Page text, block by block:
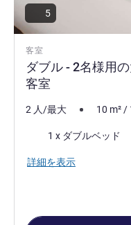
客室
ダブル - 2名様用
客室
5
2 人/最大 10 m²/
1 x ダブルベッド
詳細を表示